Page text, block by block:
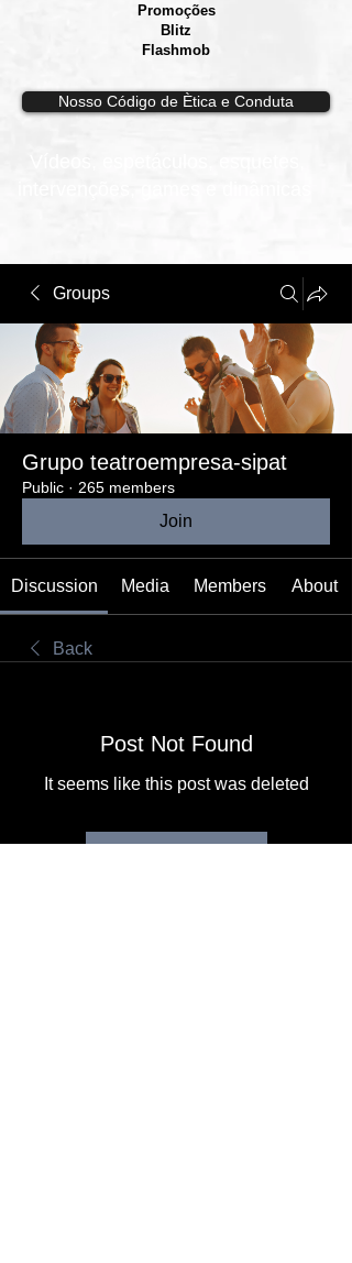
Promoções
Blitz
Flashmob
Nosso Código de Ètica e Conduta
Groups
Grupo teatroempresa-sipat
Public · 265 members
Join
Discussion Media Members About
Back
Post Not Found
It seems like this post was deleted